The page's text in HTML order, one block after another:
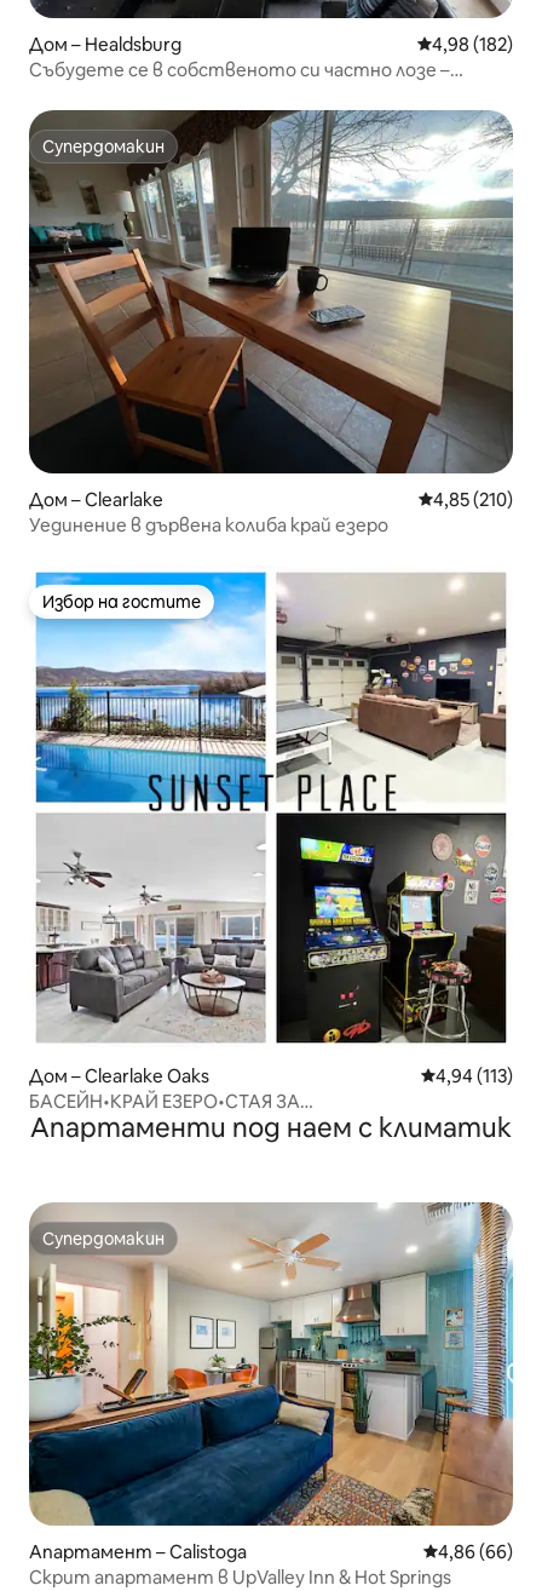
Дом – Healdsburg Средна
4,98 (182)
Събудете се в собственото си частно лозе –
Супердомакин
Супердомакин
Дом – Clearlake Средна
4,85 (210)
Уединение в дървена колиба край езеро
Избор на гостите
Избор на гостите
Дом – Clearlake Oaks Средна
4,94 (113)
БАСЕЙН•КРАЙ ЕЗЕРО•СТАЯ ЗА
ИГРИ•КЕЙ•КАЯК•ВОДНИ ВЕЛОСИПЕДИ
Апартаменти под наем с климатик
Супердомакин
Супердомакин
Апартамент – Calistoga Средна
4,86 (66)
Скрит апартамент в UpValley Inn & Hot Springs